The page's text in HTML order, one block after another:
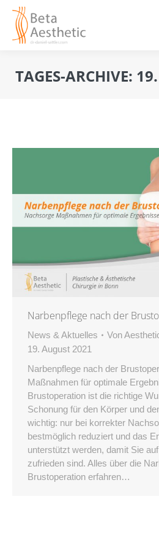
TAGES-ARCHIVE:
Narbenpflege nach der
News & Aktuelles Von
19. August 2021
Narbenpflege nach der
Maßnahmen für optimale
Brustoperation ist die richtige
Schonung für den Körper und
wichtig: nur bei korrekter
bestmöglich reduziert und das
unterstützt werden, damit Sie
zufrieden sind. Alles über die
Brustoperation erfahren…